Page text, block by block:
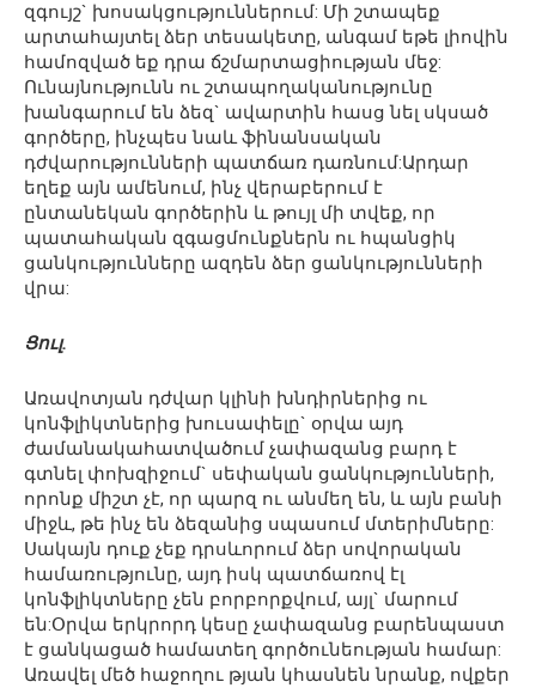
զգույշ` խոսակցություններում: Մի շտապեք
արտահայտել ձեր տեսակետը, անգամ եթե լիովին
համոզված եք դրա ճշմարտացիության մեջ:
Ունայնությունն ու շտապողականությունը
խանգարում են ձեզ` ավարտին հասց նել սկսած
գործերը, ինչպես նաև ֆինանսական
դժվարությունների պատճառ դառնում:Արդար
եղեք այն ամենում, ինչ վերաբերում է
ընտանեկան գործերին և թույլ մի տվեք, որ
պատահական զգացմունքներն ու հպանցիկ
ցանկությունները ազդեն ձեր ցանկությունների
վրա:
Ցուլ.
Առավոտյան դժվար կլինի խնդիրներից ու
կոնֆլիկտներից խուսափելը` օրվա այդ
ժամանակահատվածում չափազանց բարդ է
գտնել փոխզիջում` սեփական ցանկությունների,
որոնք միշտ չէ, որ պարզ ու անմեղ են, և այն բանի
միջև, թե ինչ են ձեզանից սպասում մտերիմները:
Սակայն դուք չեք դրսևորում ձեր սովորական
համառությունը, այդ իսկ պատճառով էլ
կոնֆլիկտները չեն բորբորքվում, այլ` մարում
են:Օրվա երկրորդ կեսը չափազանց բարենպաստ
է ցանկացած համատեղ գործունեության համար:
Առավել մեծ հաջողու թյան կհասնեն նրանք, ովքեր